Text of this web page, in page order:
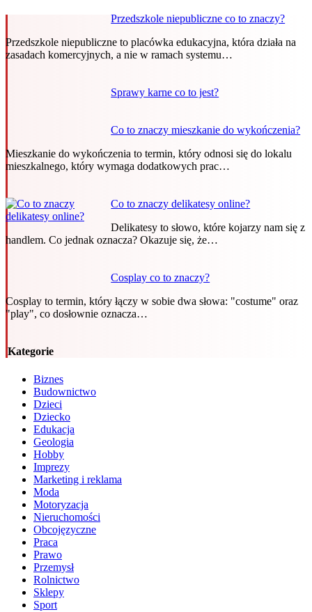
Przedszkole niepubliczne co to znaczy?
Przedszkole niepubliczne to placówka edukacyjna, która działa na
zasadach komercyjnych, a nie w ramach systemu…
Sprawy karne co to jest?
Co to znaczy mieszkanie do wykończenia?
Mieszkanie do wykończenia to termin, który odnosi się do lokalu
mieszkalnego, który wymaga dodatkowych prac…
Co to znaczy delikatesy online?
Delikatesy to słowo, które kojarzy nam się z
handlem. Co jednak oznacza? Okazuje się, że…
Cosplay co to znaczy?
Cosplay to termin, który łączy w sobie dwa słowa: "costume" oraz
"play", co dosłownie oznacza…
Kategorie
Biznes
Budownictwo
Dzieci
Dziecko
Edukacja
Geologia
Hobby
Imprezy
Marketing i reklama
Moda
Motoryzacja
Nieruchomości
Obcojęzyczne
Praca
Prawo
Przemysł
Rolnictwo
Sklepy
Sport